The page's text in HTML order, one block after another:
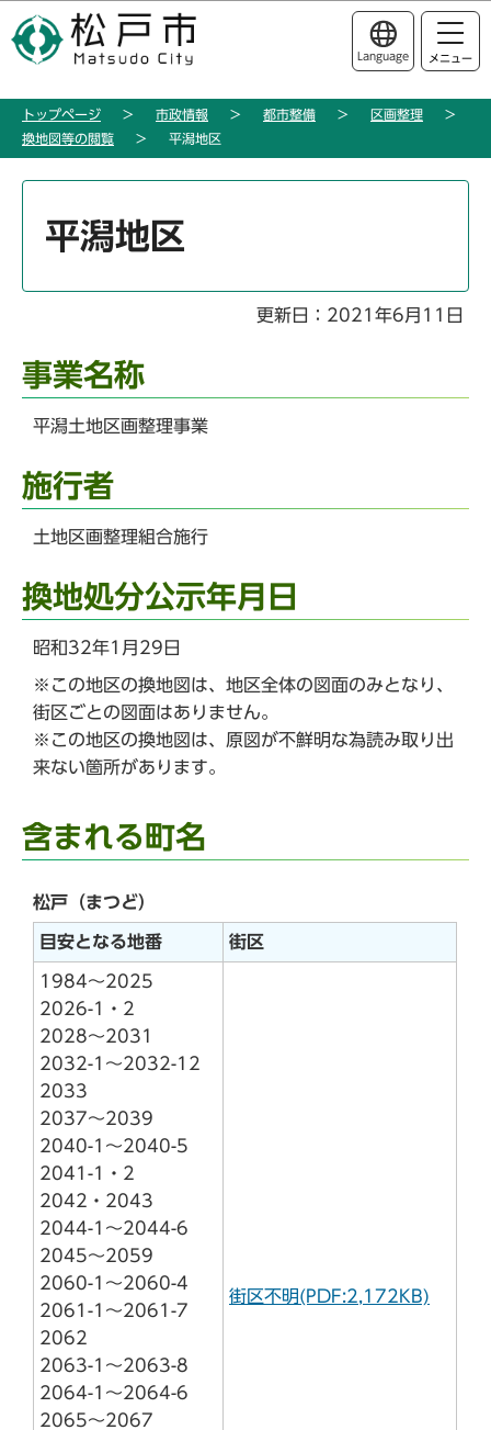
の
ー
このページの本文へ移動
Language メニュー
トップページ 市政情報 都市整備
区画整理
換地図等の閲覧
平潟地区
平潟地区
更新日：2021年6月11日
事業名称
平潟土地区画整理事業
施行者
土地区画整理組合施行
換地処分公示年月日
昭和32年1月29日
※この地区の換地図は、地区全体の図面のみとなり、
街区ごとの図面はありません。
※この地区の換地図は、原図が不鮮明な為読み取り出
来ない箇所があります。
含まれる町名
松戸（まつど）
目安となる地番 街区
1984～2025
2026-1・2
2028～2031
2032-1～2032-12
2033
2037～2039
2040-1～2040-5
2041-1・2
2042・2043
2044-1～2044-6
2045～2059
2060-1～2060-4
2061-1～2061-7
2062
2063-1～2063-8
2064-1～2064-6
2065～2067
街区不明(PDF:2,172KB)